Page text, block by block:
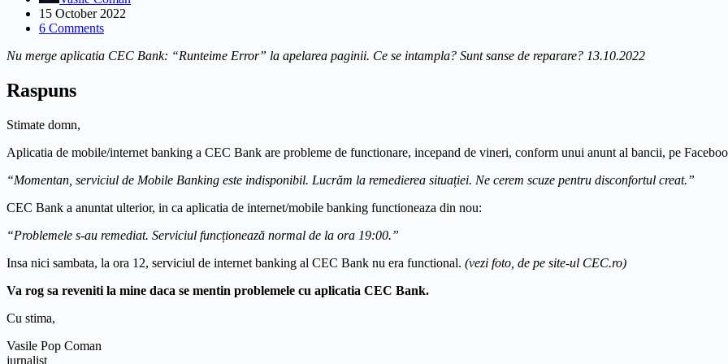
15 October 2022
6 Comments
Nu merge aplicatia CEC Bank: “Runteime Error” la apelarea paginii. Ce se intampla? Sunt sanse de reparare? 13.10.2022
Raspuns
Stimate domn,
Aplicatia de mobile/internet banking a CEC Bank are probleme de functionare, incepand de vineri, conform unui anunt al bancii, pe
“Momentan, serviciul de Mobile Banking este indisponibil. Lucrăm la remedierea situației. Ne cerem scuze pentru disconfortul creat.”
CEC Bank a anuntat ulterior, in ca aplicatia de internet/mobile banking functioneaza din nou:
“Problemele s-au remediat. Serviciul funcționează normal de la ora 19:00.”
Insa nici sambata, la ora 12, serviciul de internet banking al CEC Bank nu era functional. (vezi foto, de pe site-ul CEC.ro)
Va rog sa reveniti la mine daca se mentin problemele cu aplicatia CEC Bank.
Cu stima,
Vasile Pop Coman
jurnalist